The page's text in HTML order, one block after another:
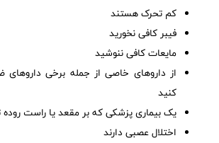
کم تحرک هستند
فیبر کافی نخورید
مایعات کافی ننوشید
از داروهای خاصی از جمله برخی داروهای
کنید
یک بیماری پزشکی که بر مقعد یا راست روده
اختلال عصبی دارند